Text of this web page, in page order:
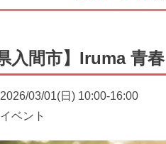
入間市】Iruma 青
03/01(日) 10:00-16:00
ベント